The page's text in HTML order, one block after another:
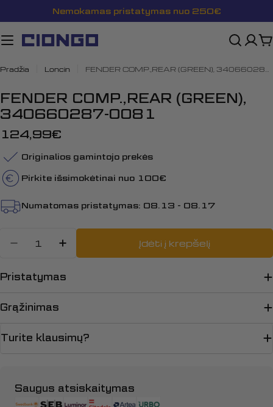
prie
turinio
Nemokamas pristatymas nuo 250€
Pradžia Loncin
FENDER COMP.,REAR (GREEN),
340660287-0081
Įprasta
kaina
124,99€
Originalios gamintojo prekės
Pirkite išsimokėtinai nuo 100€
Numatomas pristatymas: 08.13 - 08.17
Sumažinti kiekį: FENDER
Padidinti FENDER
Įdėti į krepšelį
Pristatymas
Grąžinimas
Turite klausimų?
Saugus atsiskaitymas
Apmokėjimo
būdai